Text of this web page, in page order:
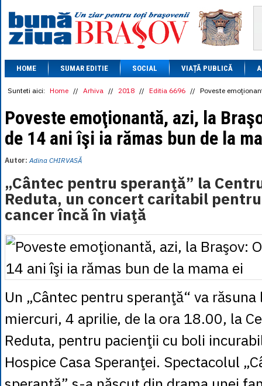
= 5.8304
1 XAU= 464.4611
1 AED= 1.1933
1 AUD= 2.7957
1 BGN= 2.5449
1 CAD= 3.1559
1 CHF= 5.2813
1 CNY= 0.6015
1 DKK
= 0.6668
1 EGP
= 0.0860
1 HUF
= 1.2223
1 INR = 0.0513
1 MXN = 0.2227
1 NOK= 0.4191
1 NZD= 2.6097
1 RUB= 0.0530
1 SEK= 0.4526
= 0.1141
1 UAH= 0.1048
1 XDR= 5.9383
= 0.2318
HOME SUMAR EDITIE SOCIAL VIAȚĂ PUBLICĂ
Sunteti aici: Home // Arhiva // 2018 // Editia 6696 // Poveste
Poveste emoţionantă, azi, la
de 14 ani îşi ia rămas bun de la
Autor:Adina CHIRVASĂ
„Cântec pentru speranţă” la
Reduta, un concert caritabil
cancer încă în viaţă
Un „Cântec pentru speranţă“ va răsuna
miercuri, 4 aprilie, de la ora 18.00, la
Reduta, pentru pacienţii cu boli
Hospice Casa Speranţei. Spectacolul